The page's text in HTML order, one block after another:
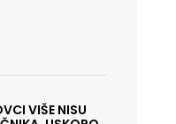
VIŠE NISU